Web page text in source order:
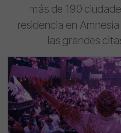
más de 190
residencia en
las grandes